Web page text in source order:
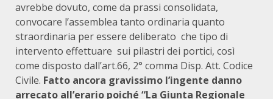
avrebbe dovuto, come da prassi consolidata,
convocare l’assemblea tanto ordinaria quanto
straordinaria per essere deliberato che tipo di
intervento effettuare sui pilastri dei portici, così
come disposto dall’art.66, 2° comma Disp. Att. Codice
Civile. Fatto ancora gravissimo l’ingente danno
arrecato all’erario poiché “La Giunta Regionale